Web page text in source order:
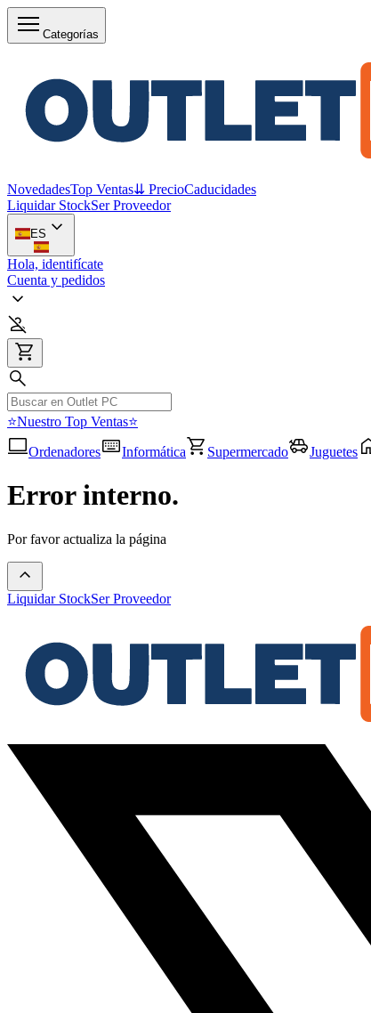
Categorías
NovedadesTop Ventas⇊ PrecioCaducidades
Liquidar StockSer Proveedor
ES
Hola, identifícate
Cuenta y pedidos
⭐Nuestro Top Ventas⭐
Ordenadores
Informática Supermercado Juguetes
Error interno.
Por favor actualiza la página
Liquidar StockSer Proveedor